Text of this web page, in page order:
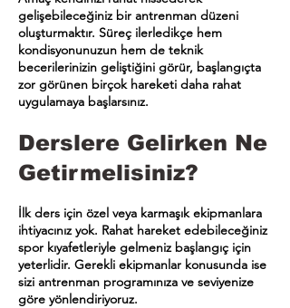
gelişebileceğiniz bir antrenman düzeni
oluşturmaktır. Süreç ilerledikçe hem
kondisyonunuzun hem de teknik
becerilerinizin geliştiğini görür, başlangıçta
zor görünen birçok hareketi daha rahat
uygulamaya başlarsınız.
Derslere Gelirken Ne
Getirmelisiniz?
İlk ders için özel veya karmaşık ekipmanlara
ihtiyacınız yok. Rahat hareket edebileceğiniz
spor kıyafetleriyle gelmeniz başlangıç için
yeterlidir. Gerekli ekipmanlar konusunda ise
sizi antrenman programınıza ve seviyenize
göre yönlendiriyoruz.